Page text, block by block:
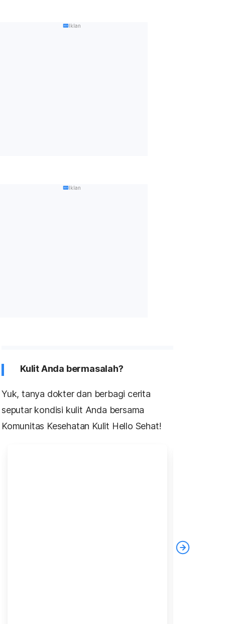
Iklan
Iklan
Kulit Anda bermasalah?
Yuk, tanya dokter dan berbagi cerita
seputar kondisi kulit Anda bersama
Komunitas Kesehatan Kulit Hello Sehat!